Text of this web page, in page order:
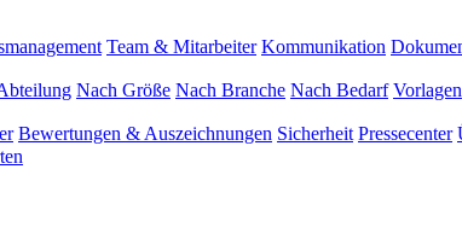
Team & Mitarbeiter Kommunikation
Nach Größe Nach Branche Nach Bedarf Vorlagen
Bewertungen & Auszeichnungen Sicherheit Pressecenter